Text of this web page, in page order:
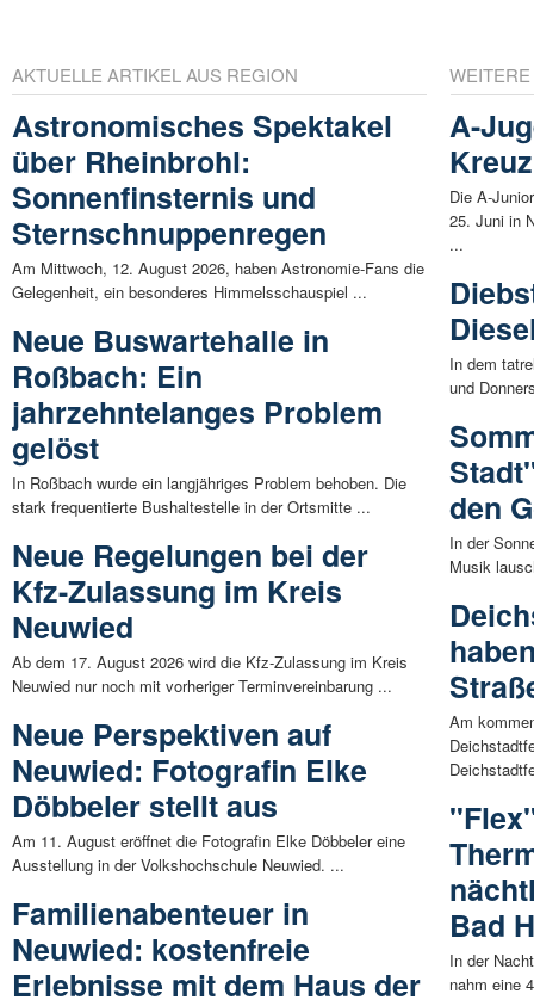
AKTUELLE ARTIKEL AUS REGION
Astronomisches Spektakel
über Rheinbrohl:
Sonnenfinsternis und
Sternschnuppenregen
Am Mittwoch, 12. August 2026, haben Astronomie-Fans die
Gelegenheit, ein besonderes Himmelsschauspiel ...
Neue Buswartehalle in
Roßbach: Ein
jahrzehntelanges Problem
gelöst
In Roßbach wurde ein langjähriges Problem behoben. Die
stark frequentierte Bushaltestelle in der Ortsmitte ...
Neue Regelungen bei der
Kfz-Zulassung im Kreis
Neuwied
Ab dem 17. August 2026 wird die Kfz-Zulassung im Kreis
Neuwied nur noch mit vorheriger Terminvereinbarung ...
Neue Perspektiven auf
Neuwied: Fotografin Elke
Döbbeler stellt aus
Am 11. August eröffnet die Fotografin Elke Döbbeler eine
Ausstellung in der Volkshochschule Neuwied. ...
Familienabenteuer in
Neuwied: kostenfreie
Erlebnisse mit dem Haus der
A-
Die A-
25. Juni in
...
In dem
und
den
In der
Musik
Am
Bad
In der
nahm eine